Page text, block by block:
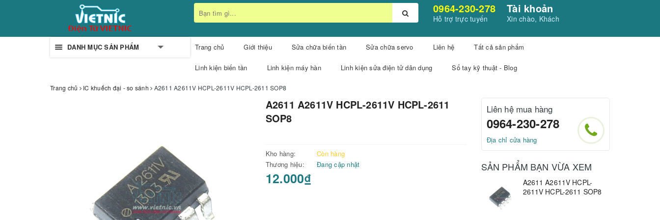
0964-230-278
Hỗ trợ trực tuyến
Tài khoản
Xin chào, Khách
DANH MỤC SẢN PHẨM Trang chủ Giới thiệu Sửa chữa biến tần Sửa chữa servo Liên hệ Tất cả sản phẩm
Linh kiện biến tần Linh kiện máy hàn Linh kiện sửa điện tử dân dụng Sổ tay kỹ thuật - Blog
Trang chủ IC khuếch đại - so sánh A2611 A2611V HCPL-2611V HCPL-2611 SOP8
A2611 A2611V HCPL-2611V HCPL-2611
SOP8
Kho hàng:
Còn hàng
Thương hiệu:
Đang cập nhật
12.000₫
Liên hệ mua hàng
0964-230-278
Địa chỉ cửa hàng
SẢN PHẨM BẠN VỪA XEM
A2611 A2611V HCPL-
2611V HCPL-2611 SOP8